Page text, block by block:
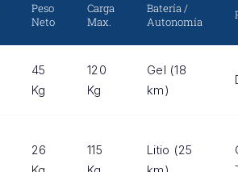
Peso
Neto
Carga
Max.
Batería /
Autonomía
45
Kg
120
Kg
Gel (18
km)
26
115
Litio (25